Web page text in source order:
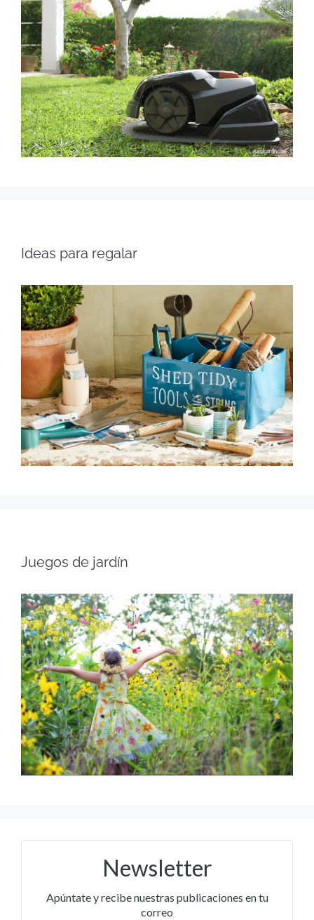
Ideas para regalar
Juegos de jardín
Newsletter
Apúntate y recibe nuestras publicaciones en tu
correo